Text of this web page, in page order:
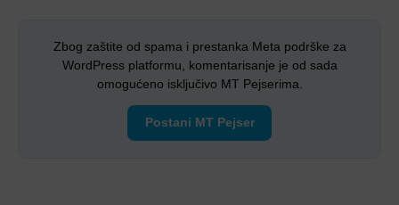
Zbog zaštite od spama i prestanka Meta podrške za
WordPress platformu, komentarisanje je od sada
omogućeno isključivo MT Pejserima.
Postani MT Pejser